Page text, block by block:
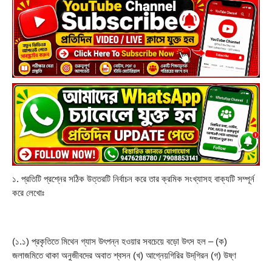
১. প্রতিটি প্রশ্নের সঠিক উত্তরটি নির্বাচন করে তার ক্রমিক সংখ্যাসহ বাক্যটি সম্পূর্ন
করে লেখোঃ
(১.১) প্রকৃতিতে মিথেন গ্যাস উৎপন্ন হওয়ার সবচেয়ে বড়ো উৎস হল – (ক)
জলাজমিতে থাকা অনুজীবদের অবাত শ্বসন (খ) আগ্নেয়গিরির উদ্‌গিরন (গ) উষ্ণ